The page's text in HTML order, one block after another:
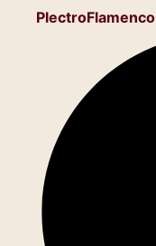
PlectroFlamenco